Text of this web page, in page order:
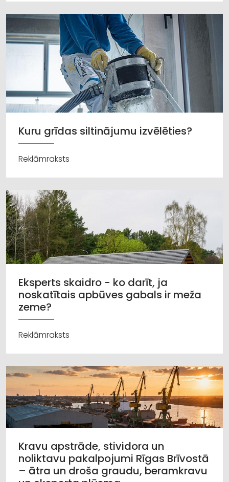
Kuru grīdas siltinājumu izvēlēties?
Reklāmraksts
Eksperts skaidro - ko darīt, ja
noskatītais apbūves gabals ir meža
zeme?
Reklāmraksts
Kravu apstrāde, stividora un
noliktavu pakalpojumi Rīgas Brīvostā
– ātra un droša graudu, beramkravu